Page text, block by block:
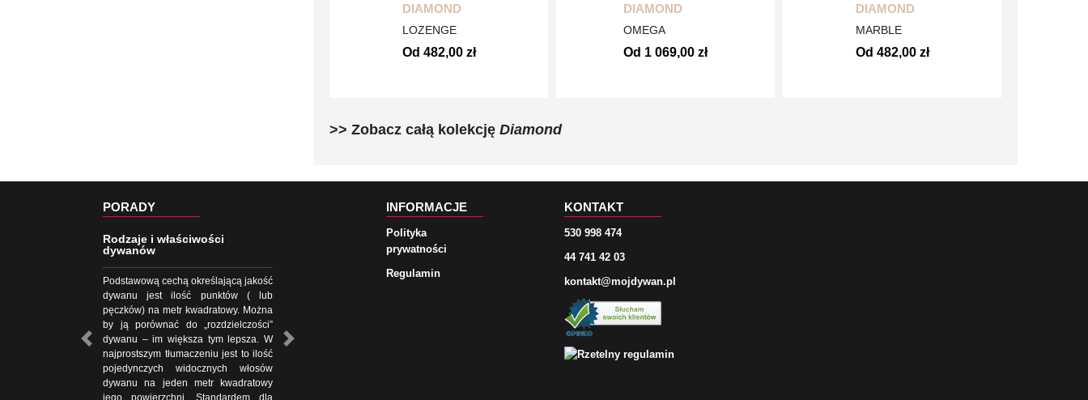
DIAMOND
LOZENGE
Od 482,00 zł
DIAMOND
OMEGA
Od 1 069,00 zł
DIAMOND
MARBLE
Od 482,00 zł
>> Zobacz całą kolekcję Diamond
PORADY
Rodzaje i właściwości
dywanów
Podstawową cechą określającą jakość
dywanu jest ilość punktów ( lub
pęczków) na metr kwadratowy. Można
by ją porównać do „rozdzielczości”
dywanu – im większa tym lepsza. W
najprostszym tłumaczeniu jest to ilość
pojedynczych widocznych włosów
dywanu na jeden metr kwadratowy
jego powierzchni. Standardem dla
INFORMACJE
Polityka
prywatności
Regulamin
KONTAKT
530 998 474
44 741 42 03
kontakt@mojdywan.pl